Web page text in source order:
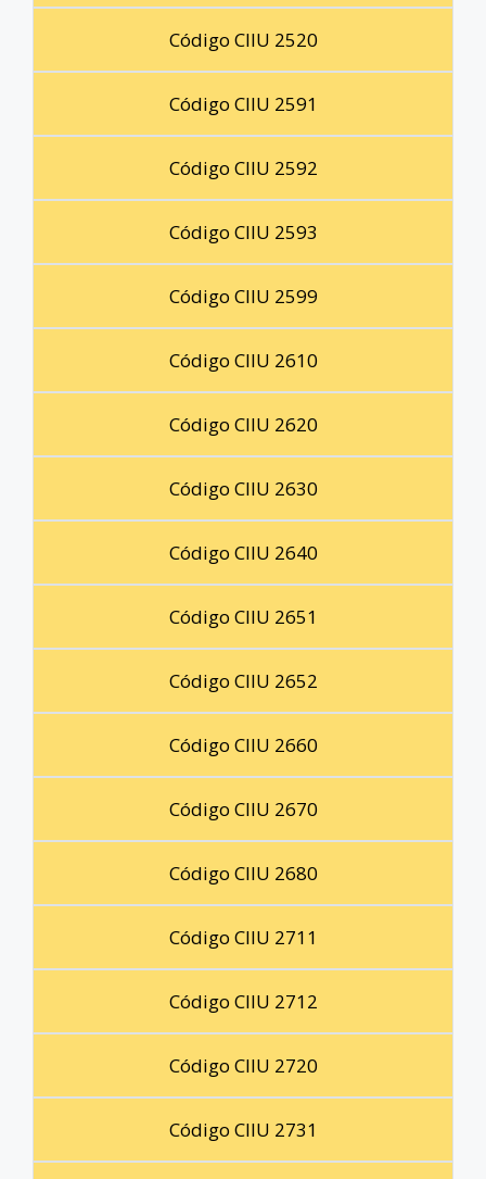
Código CIIU 2520
Código CIIU 2591
Código CIIU 2592
Código CIIU 2593
Código CIIU 2599
Código CIIU 2610
Código CIIU 2620
Código CIIU 2630
Código CIIU 2640
Código CIIU 2651
Código CIIU 2652
Código CIIU 2660
Código CIIU 2670
Código CIIU 2680
Código CIIU 2711
Código CIIU 2712
Código CIIU 2720
Código CIIU 2731